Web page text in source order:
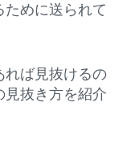
ために送られて
れば見抜けるの
見抜き方を紹介